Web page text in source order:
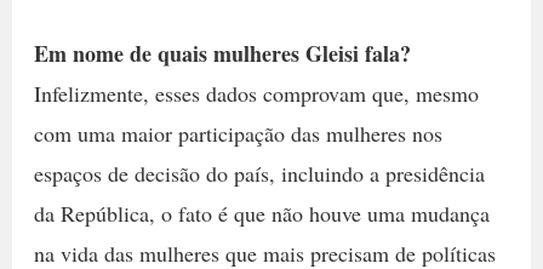
Em nome de quais mulheres Gleisi fala?
Infelizmente, esses dados comprovam que, mesmo
com uma maior participação das mulheres nos
espaços de decisão do país, incluindo a presidência
da República, o fato é que não houve uma mudança
na vida das mulheres que mais precisam de políticas